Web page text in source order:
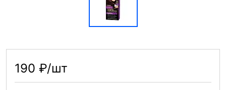
190 ₽/шт